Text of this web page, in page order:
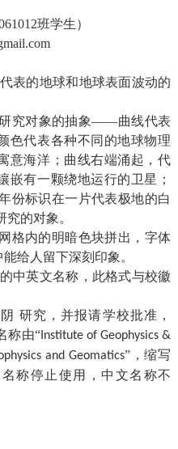
班学生）
表的地球和地球表面波动的
究对象的抽象——曲线代表
色代表各种不同的地球物理
意海洋；曲线右端涌起，代
嵌有一颗绕地运行的卫星；
份标识在一片代表极地的白
的对象。
格内的明暗色块拼出，字体
给人留下深刻印象。
中英文名称，此格式与校徽
研究，并报请学校批准，
称由“Institute of Geophysics &
and Geomatics”，缩写
称停止使用，中文名称不